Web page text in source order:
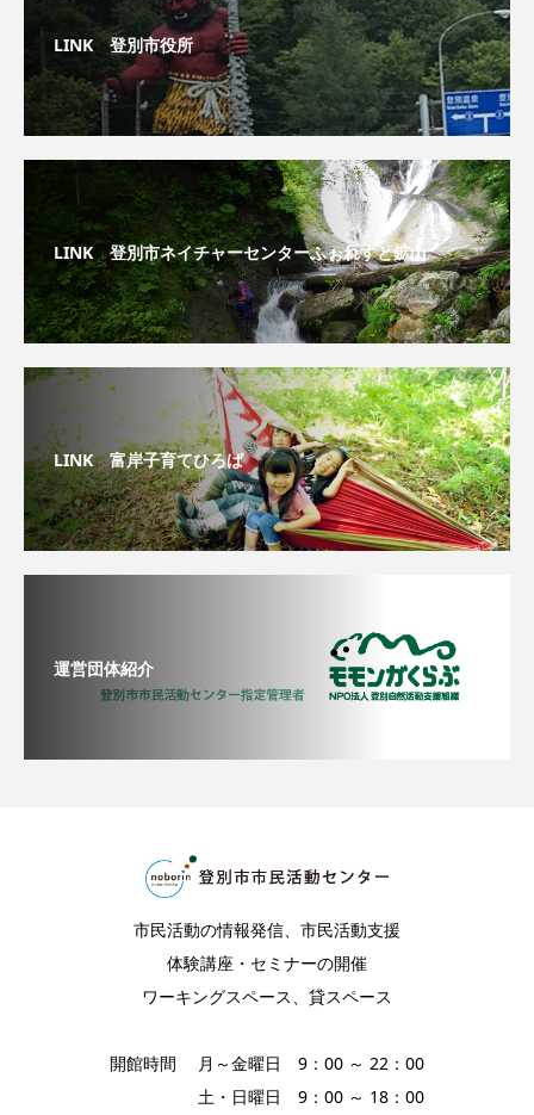
LINK 登別市役所
LINK 登別市ネイチャーセンターふぉれすと鉱山
LINK 富岸子育てひろば
運営団体紹介
市民活動の情報発信、市民活動支援
体験講座・セミナーの開催
ワーキングスペース、貸スペース
開館時間 月～金曜日 9：00 ～ 22：00
土・日曜日 9：00 ～ 18：00